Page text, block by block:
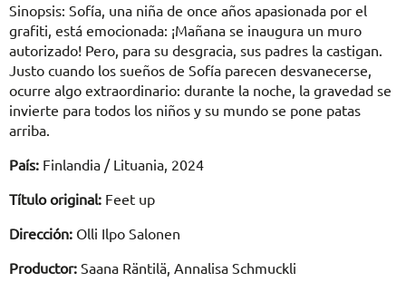
Sinopsis: Sofía, una niña de once años apasionada por el
grafiti, está emocionada: ¡Mañana se inaugura un muro
autorizado! Pero, para su desgracia, sus padres la castigan.
Justo cuando los sueños de Sofía parecen desvanecerse,
ocurre algo extraordinario: durante la noche, la gravedad se
invierte para todos los niños y su mundo se pone patas
arriba.
País: Finlandia / Lituania, 2024
Título original: Feet up
Dirección: Olli Ilpo Salonen
Productor: Saana Räntilä, Annalisa Schmuckli